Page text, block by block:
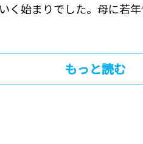
く始まりでした。‍母に若
もっと読む